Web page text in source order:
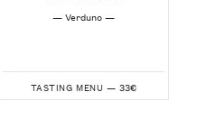
— Verduno —
TASTING MENU — 33€